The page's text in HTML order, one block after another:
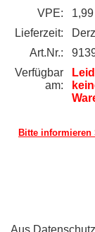
VPE:
Lieferzeit:
Art.Nr.:
Verfügbar
am:
Bitte informieren
Aus